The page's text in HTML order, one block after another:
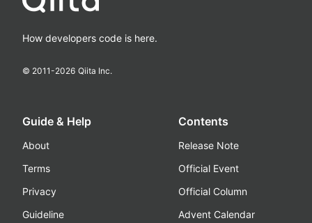
How developers code is here.
© 2011-2026 Qiita Inc.
Guide & Help
About
Terms
Privacy
Guideline
Contents
Release Note
Official Event
Official Column
Advent Calendar